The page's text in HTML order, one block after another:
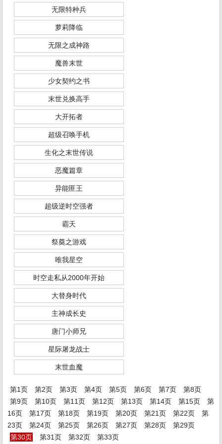
无限特种兵
萝莉降临
无限之成神路
魔兽末世
少女契约之书
末世兑换高手
大开拓者
超级召唤手机
生化之末世传说
恶魔篇章
异能匪王
超级逆时空强者
霸天
祭奠之游戏
唯我星空
时空走私从2000年开始
大替身时代
主神成长史
唐门小师兄
星际屠龙战士
末世血魔
第1页 第2页 第3页 第4页 第5页 第6页 第7页
第8页
第9页
第10页 第11页 第12页 第13页 第14页 第15页
第
16页
第17页 第18页 第19页 第20页 第21页 第22页
第
23页
第24页 第25页 第26页 第27页 第28页
第29页
第30页
第31页 第32页 第33页